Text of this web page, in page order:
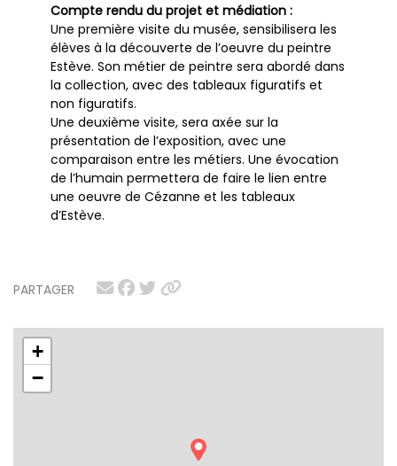
PARTAGER
+
−
Compte rendu du projet et médiation :
Une première visite du musée, sensibilisera les
élèves à la découverte de l’oeuvre du peintre
Estève. Son métier de peintre sera abordé dans
la collection, avec des tableaux figuratifs et
non figuratifs.
Une deuxième visite, sera axée sur la
présentation de l’exposition, avec une
comparaison entre les métiers. Une évocation
de l’humain permettera de faire le lien entre
une oeuvre de Cézanne et les tableaux
d’Estève.